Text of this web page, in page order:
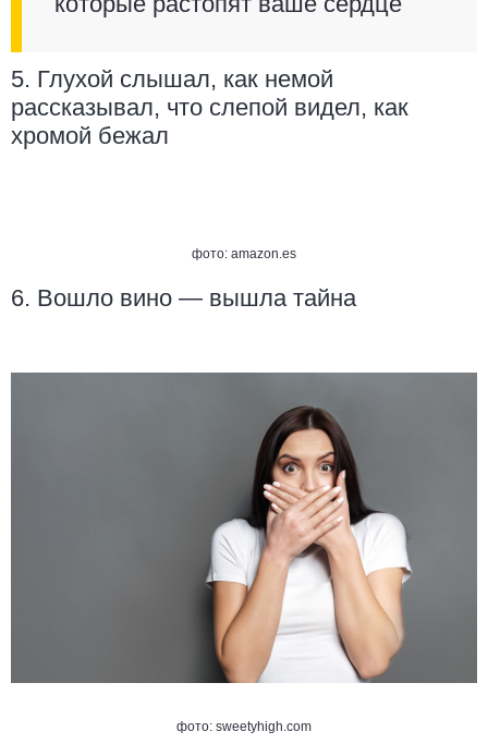
5. Глухой слышал, как немой
рассказывал, что слепой видел, как
хромой бежал
фото: amazon.es
6. Вошло вино — вышла тайна
фото: sweetyhigh.com